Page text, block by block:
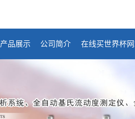
产品展示 公司简介 在线买世界杯